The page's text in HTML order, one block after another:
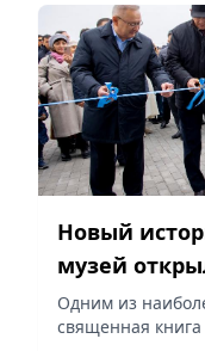
Новый
музей
области
Одним из
священная